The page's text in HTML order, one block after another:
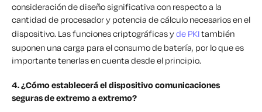
consideración de diseño significativa con respecto a la
cantidad de procesador y potencia de cálculo necesarios en el
dispositivo. Las funciones criptográficas yde PKItambién
suponen una carga para el consumo de batería, por lo que es
importante tenerlas en cuenta desde el principio.
4. ¿Cómo establecerá el dispositivo comunicaciones
seguras de extremo a extremo?